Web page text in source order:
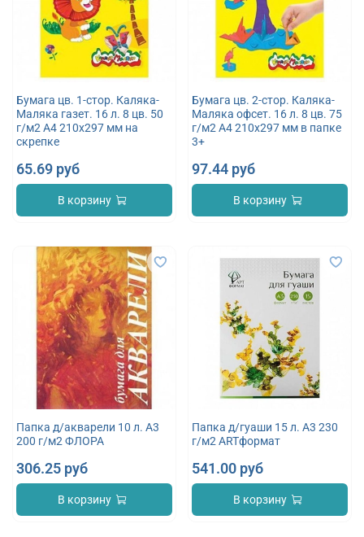
Бумага цв. 1-стор. Каляка-
Маляка газет. 16 л. 8 цв. 50
г/м2 А4 210х297 мм на
скрепке
65.69 руб
В корзину
Бумага цв. 2-стор. Каляка-
Маляка офсет. 16 л. 8 цв. 75
г/м2 А4 210х297 мм в папке
3+
97.44 руб
В корзину
Папка д/акварели 10 л. А3
200 г/м2 ФЛОРА
306.25 руб
В корзину
Папка д/гуаши 15 л. А3 230
г/м2 ARTформат
541.00 руб
В корзину